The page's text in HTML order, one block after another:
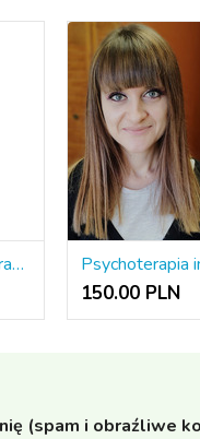
Psycholog/Psychoterapeuta Barbara Kijowska
150.00 PLN
(spam i obraźliwe